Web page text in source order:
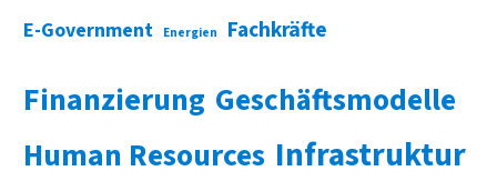
E-Government Energien Fachkräfte
Finanzierung Geschäftsmodelle
Human Resources Infrastruktur